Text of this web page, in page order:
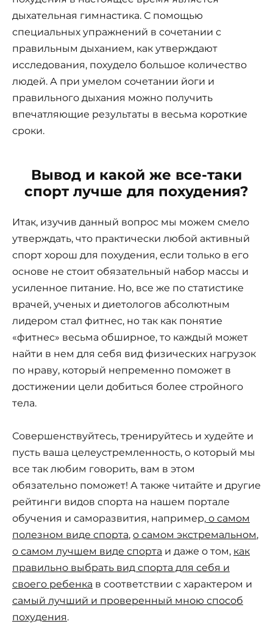
дыхательная гимнастика. С помощью
специальных упражнений в сочетании с
правильным дыханием, как утверждают
исследования, похудело большое количество
людей. А при умелом сочетании йоги и
правильного дыхания можно получить
впечатляющие результаты в весьма короткие
сроки.
Вывод и какой же все-таки
спорт лучше для похудения?
Итак, изучив данный вопрос мы можем смело
утверждать, что практически любой активный
спорт хорош для похудения, если только в его
основе не стоит обязательный набор массы и
усиленное питание. Но, все же по статистике
врачей, ученых и диетологов абсолютным
лидером стал фитнес, но так как понятие
«фитнес» весьма обширное, то каждый может
найти в нем для себя вид физических нагрузок
по нраву, который непременно поможет в
достижении цели добиться более стройного
тела.
Совершенствуйтесь, тренируйтесь и худейте и
пусть ваша целеустремленность, о который мы
все так любим говорить, вам в этом
обязательно поможет! А также читайте и другие
рейтинги видов спорта на нашем портале
обучения и саморазвития, например, о самом
полезном виде спорта, о самом экстремальном,
о самом лучшем виде спорта и даже о том, как
правильно выбрать вид спорта для себя и
своего ребенка в соответствии с характером и
самый лучший и проверенный мною способ
похудения.